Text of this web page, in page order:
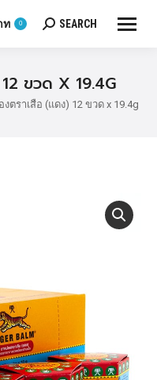
ท 0 Search:
SEARCH
ขวด X 19.4G
ตราเสือ (แดง) 12 ขวด x 19.4g